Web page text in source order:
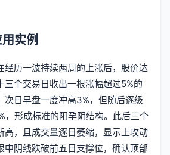
实例
经历一波持续两周的上涨后，股价达
三个交易日收出一根涨幅超过5%的
次日早盘一度冲高3%，但随后逐级
，形成标准的阳孕阴结构。此后三个
高，且成交量逐日萎缩，显示上攻动
中阴线跌破前五日支撑位，确认顶部